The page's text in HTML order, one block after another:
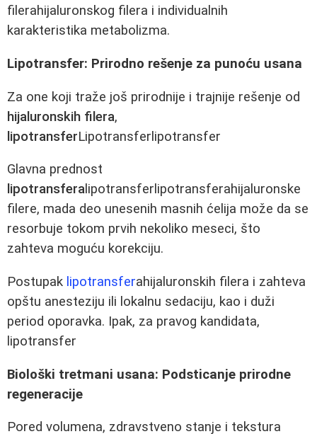
filerahijaluronskog filera i individualnih
karakteristika metabolizma.
Lipotransfer: Prirodno rešenje za punoću usana
Za one koji traže još prirodnije i trajnije rešenje od
hijaluronskih filera,
lipotransferLipotransferlipotransfer
Glavna prednost
lipotransfera lipotransferlipotransferahijaluronske
filere, mada deo unesenih masnih ćelija može da se
resorbuje tokom prvih nekoliko meseci, što
zahteva moguću korekciju.
Postupak lipotransferahijaluronskih filera i zahteva
opštu anesteziju ili lokalnu sedaciju, kao i duži
period oporavka. Ipak, za pravog kandidata,
lipotransfer
Biološki tretmani usana: Podsticanje prirodne
regeneracije
Pored volumena, zdravstveno stanje i tekstura